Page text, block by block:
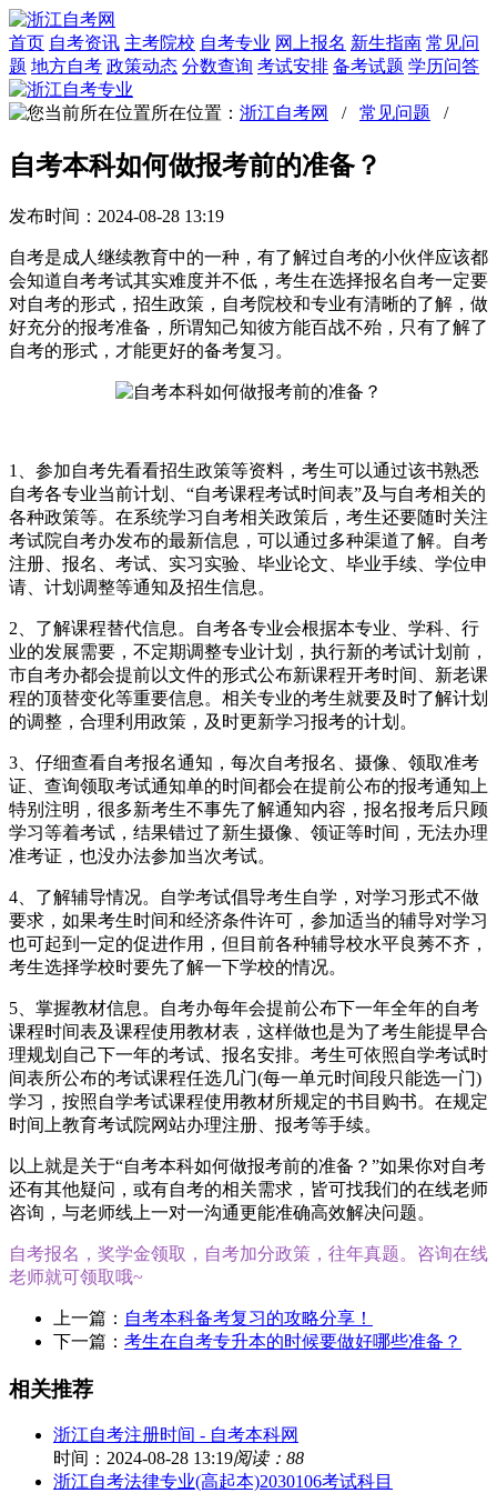
首页 自考资讯 主考院校 自考专业 网上报名 新生指南 常见问
题 地方自考 政策动态 分数查询 考试安排 备考试题 学历问答
所在位置： 浙江自考网 / 常见问题 /
自考本科如何做报考前的准备？
发布时间：2024-08-28 13:19
自考是成人继续教育中的一种，有了解过自考的小伙伴应该都
会知道自考考试其实难度并不低，考生在选择报名自考一定要
对自考的形式，招生政策，自考院校和专业有清晰的了解，做
好充分的报考准备，所谓知己知彼方能百战不殆，只有了解了
自考的形式，才能更好的备考复习。
1、参加自考先看看招生政策等资料，考生可以通过该书熟悉
自考各专业当前计划、“自考课程考试时间表”及与自考相关的
各种政策等。在系统学习自考相关政策后，考生还要随时关注
考试院自考办发布的最新信息，可以通过多种渠道了解。自考
注册、报名、考试、实习实验、毕业论文、毕业手续、学位申
请、计划调整等通知及招生信息。
2、了解课程替代信息。自考各专业会根据本专业、学科、行
业的发展需要，不定期调整专业计划，执行新的考试计划前，
市自考办都会提前以文件的形式公布新课程开考时间、新老课
程的顶替变化等重要信息。相关专业的考生就要及时了解计划
的调整，合理利用政策，及时更新学习报考的计划。
3、仔细查看自考报名通知，每次自考报名、摄像、领取准考
证、查询领取考试通知单的时间都会在提前公布的报考通知上
特别注明，很多新考生不事先了解通知内容，报名报考后只顾
学习等着考试，结果错过了新生摄像、领证等时间，无法办理
准考证，也没办法参加当次考试。
4、了解辅导情况。自学考试倡导考生自学，对学习形式不做
要求，如果考生时间和经济条件许可，参加适当的辅导对学习
也可起到一定的促进作用，但目前各种辅导校水平良莠不齐，
考生选择学校时要先了解一下学校的情况。
5、掌握教材信息。自考办每年会提前公布下一年全年的自考
课程时间表及课程使用教材表，这样做也是为了考生能提早合
理规划自己下一年的考试、报名安排。考生可依照自学考试时
间表所公布的考试课程任选几门(每一单元时间段只能选一门)
学习，按照自学考试课程使用教材所规定的书目购书。在规定
时间上教育考试院网站办理注册、报考等手续。
以上就是关于“自考本科如何做报考前的准备？”如果你对自考
还有其他疑问，或有自考的相关需求，皆可找我们的在线老师
咨询，与老师线上一对一沟通更能准确高效解决问题。
自考报名，奖学金领取，自考加分政策，往年真题。咨询在线
老师就可领取哦~
上一篇： 自考本科备考复习的攻略分享！
下一篇： 考生在自考专升本的时候要做好哪些准备？
相关推荐
浙江自考注册时间 - 自考本科网
时间：2024-08-28 13:19阅读：88
浙江自考法律专业(高起本)2030106考试科目